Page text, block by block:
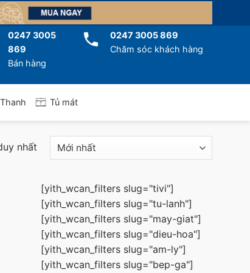
0247 3005
869
Bán hàng
0247 3005 869
Chăm sóc khách hàng
Tủ mát
nhất
[yith_wcan_filters slug="tivi"]
[yith_wcan_filters slug="tu-lanh"]
[yith_wcan_filters slug="may-giat"]
[yith_wcan_filters slug="dieu-hoa"]
[yith_wcan_filters slug="am-ly"]
[yith_wcan_filters slug="bep-ga"]